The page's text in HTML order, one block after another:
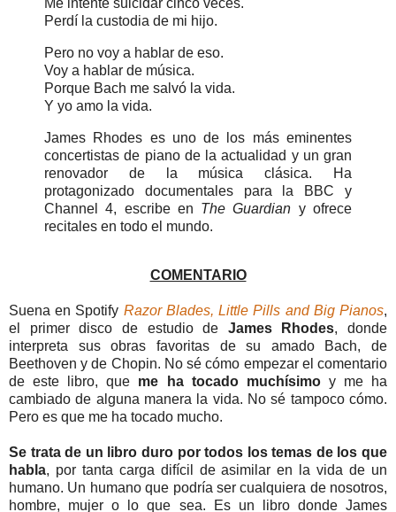
Me intenté suicidar cinco veces.
Perdí la custodia de mi hijo.
Pero no voy a hablar de eso.
Voy a hablar de música.
Porque Bach me salvó la vida.
Y yo amo la vida.
James Rhodes es uno de los más eminentes
concertistas de piano de la actualidad y un gran
renovador de la música clásica. Ha
protagonizado documentales para la BBC y
Channel 4, escribe en The Guardian y ofrece
recitales en todo el mundo.
COMENTARIO
Suena en Spotify Razor Blades, Little Pills and Big Pianos,
el primer disco de estudio de James Rhodes, donde
interpreta sus obras favoritas de su amado Bach, de
Beethoven y de Chopin. No sé cómo empezar el comentario
de este libro, que me ha tocado muchísimoy me ha
cambiado de alguna manera la vida. No sé tampoco cómo.
Pero es que me ha tocado mucho.
Se trata de un libro duro por todos los temas de los que
habla, por tanta carga difícil de asimilar en la vida de un
humano. Un humano que podría ser cualquiera de nosotros,
hombre, mujer o lo que sea. Es un libro donde James